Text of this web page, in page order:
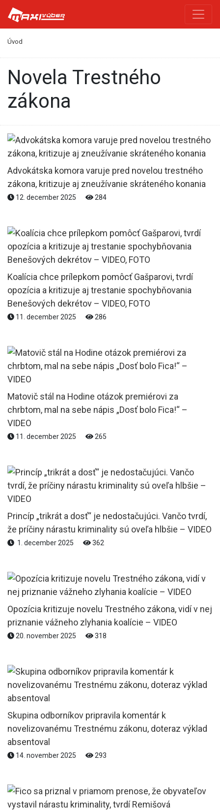
Úvod
novela Trestného
zákona
Advokátska komora varuje pred novelou trestného
zákona, kritizuje aj zneužívanie skráteného konania
12. december 2025 284
Koalícia chce prílepkom pomôcť Gašparovi, tvrdí
opozícia a kritizuje aj trestanie spochybňovania
Benešových dekrétov – VIDEO, FOTO
11. december 2025 286
Matovič stál na Hodine otázok premiérovi za
chrbtom, mal na sebe nápis „Dosť bolo Fica!“ –
VIDEO
11. december 2025 265
Princíp „trikrát a dosť“ je nedostačujúci. Vančo tvrdí,
že príčiny nárastu kriminality sú oveľa hlbšie – VIDEO
1. december 2025 362
Opozícia kritizuje novelu Trestného zákona, vidí v nej
priznanie vážneho zlyhania koalície – VIDEO
20. november 2025 318
Skupina odborníkov pripravila komentár k
novelizovanému Trestnému zákonu, doteraz výklad
absentoval
14. november 2025 293